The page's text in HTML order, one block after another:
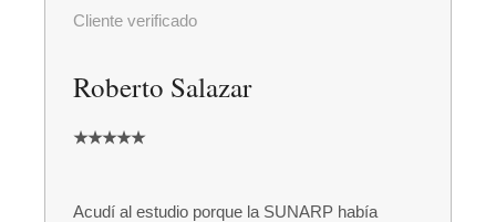
Cliente verificado
Roberto Salazar
★★★★★
Acudí al estudio porque la SUNARP había